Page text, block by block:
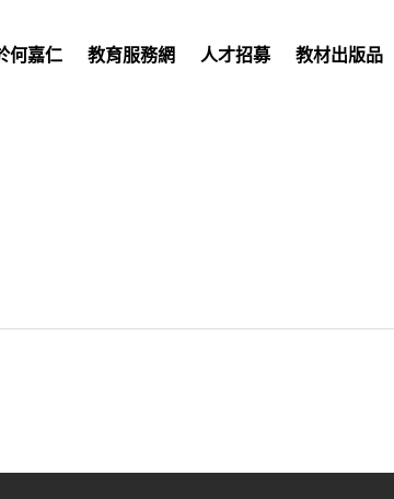
何嘉仁 教育服務網 人才招募 教材出版品